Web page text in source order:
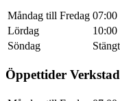
Måndag till Fredag 07:00
Lördag
10:00
Söndag
Stängt
Öppettider Verkstad